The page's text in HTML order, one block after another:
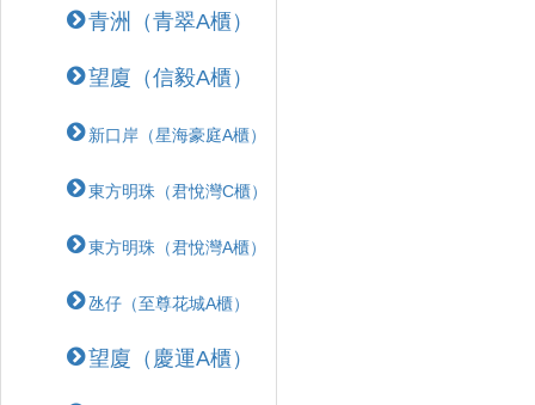
青洲（青翠A櫃）
望廈（信毅A櫃）
新口岸（星海豪庭A櫃）
東方明珠（君悅灣C櫃）
東方明珠（君悅灣A櫃）
氹仔（至尊花城A櫃）
望廈（慶運A櫃）